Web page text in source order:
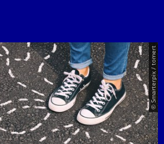
© Smarterpix / tomert